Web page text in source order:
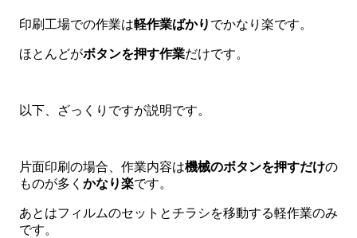
印刷工場での作業は軽作業ばかり でかなり楽です。
ほとんどがボタンを押す作業だけです。
以下、ざっくりですが説明です。
片面印刷の場合、作業内容は機械のボタンを押すだけの
ものが多く かなり楽です。
あとはフィルムのセットとチラシを移動する軽作業のみ
です。